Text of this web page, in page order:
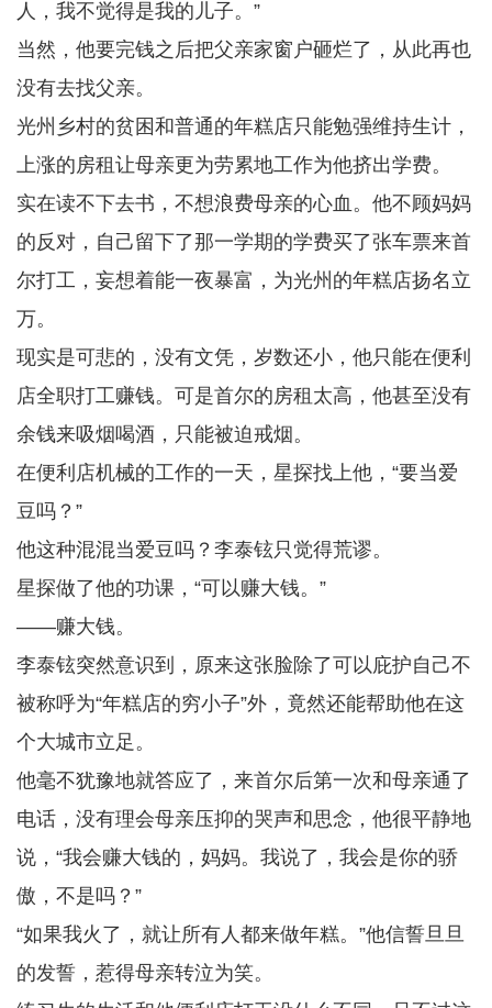
人，我不觉得是我的儿子。”
当然，他要完钱之后把父亲家窗户砸烂了，从此再也
没有去找父亲。
光州乡村的贫困和普通的年糕店只能勉强维持生计，
上涨的房租让母亲更为劳累地工作为他挤出学费。
实在读不下去书，不想浪费母亲的心血。他不顾妈妈
的反对，自己留下了那一学期的学费买了张车票来首
尔打工，妄想着能一夜暴富，为光州的年糕店扬名立
万。
现实是可悲的，没有文凭，岁数还小，他只能在便利
店全职打工赚钱。可是首尔的房租太高，他甚至没有
余钱来吸烟喝酒，只能被迫戒烟。
在便利店机械的工作的一天，星探找上他，“要当爱
豆吗？”
他这种混混当爱豆吗？李泰铉只觉得荒谬。
星探做了他的功课，“可以赚大钱。”
——赚大钱。
李泰铉突然意识到，原来这张脸除了可以庇护自己不
被称呼为“年糕店的穷小子”外，竟然还能帮助他在这
个大城市立足。
他毫不犹豫地就答应了，来首尔后第一次和母亲通了
电话，没有理会母亲压抑的哭声和思念，他很平静地
说，“我会赚大钱的，妈妈。我说了，我会是你的骄
傲，不是吗？”
“如果我火了，就让所有人都来做年糕。”他信誓旦旦
的发誓，惹得母亲转泣为笑。